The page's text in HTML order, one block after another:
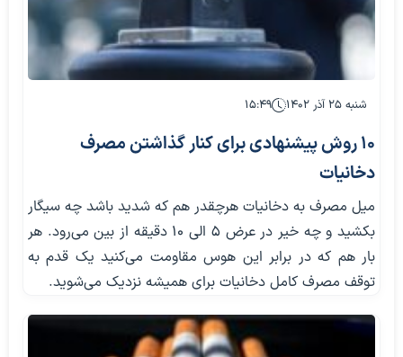
شنبه ۲۵ آذر ۱۴۰۲ ۱۵:۴۹
۱۰ روش پیشنهادی برای کنار گذاشتن مصرف
دخانیات
میل مصرف به دخانیات هرچقدر هم که شدید باشد چه سیگار
بکشید و چه خیر در عرض ۵ الی ۱۰ دقیقه از بین می‌رود. هر
بار هم که در برابر این هوس مقاومت می‌کنید یک قدم به
توقف مصرف کامل دخانیات برای همیشه نزدیک می‌شوید.